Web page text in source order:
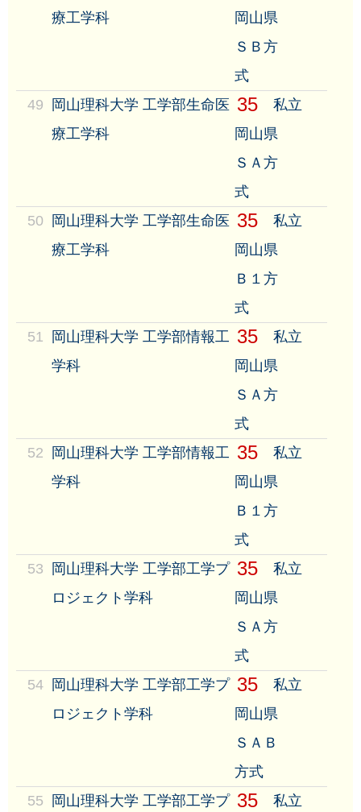
療工学科
岡山県
ＳＢ方
式
49
岡山理科大学 工学部生命医
療工学科
35
私立
岡山県
ＳＡ方
式
50
岡山理科大学 工学部生命医
療工学科
35
私立
岡山県
Ｂ１方
式
51
岡山理科大学 工学部情報工
学科
35
私立
岡山県
ＳＡ方
式
52
岡山理科大学 工学部情報工
学科
35
私立
岡山県
Ｂ１方
式
53
岡山理科大学 工学部工学プ
ロジェクト学科
35
私立
岡山県
ＳＡ方
式
54 岡山理科大学 工学部工学プ
ロジェクト学科
35
私立
岡山県
ＳＡＢ
方式
55
岡山理科大学 工学部工学プ 35
私立